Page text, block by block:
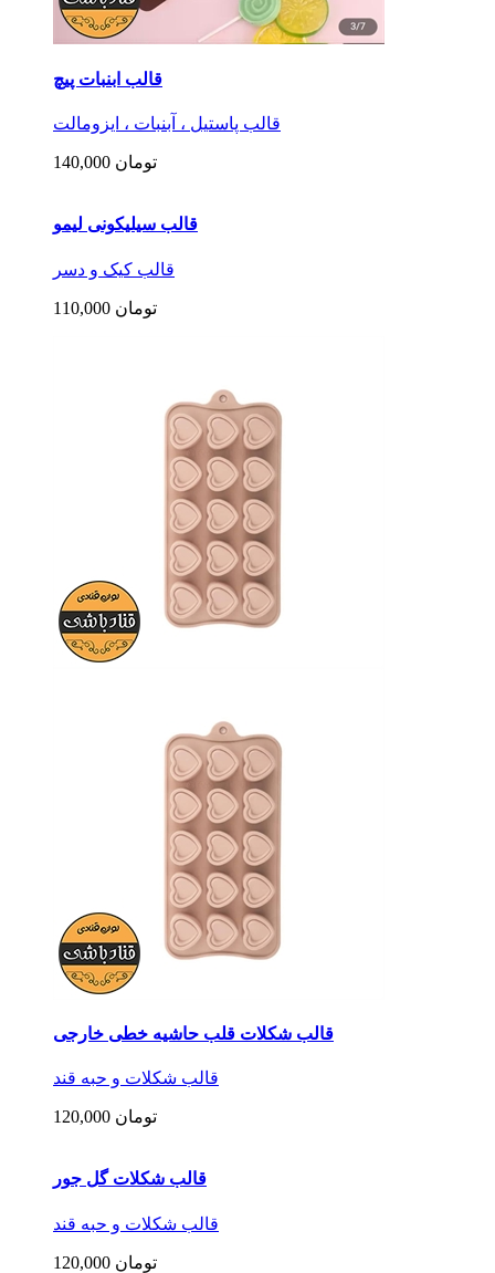
قالب شکلات و حبه قند
خریداران این کالا، این محصولات را هم
قالب سیلیکونی میکس نوزاد